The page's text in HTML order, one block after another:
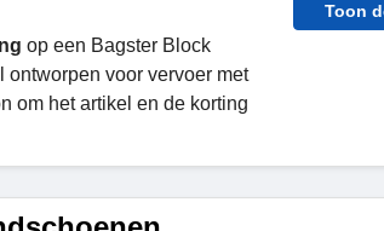
op een Bagster Block
ontworpen voor vervoer met
om het artikel en de korting
Toon